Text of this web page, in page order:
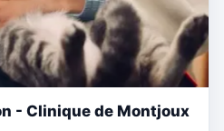
- Clinique de Montjoux